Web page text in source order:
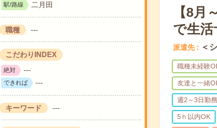
駅/路線 二月田
職種 ---
こだわりINDEX
絶対 ---
できれば ---
キーワード ---
【8
で生
派遣先 ＜
職種未経験
友達と一緒
週2～3日勤務
5ｈ以内OK